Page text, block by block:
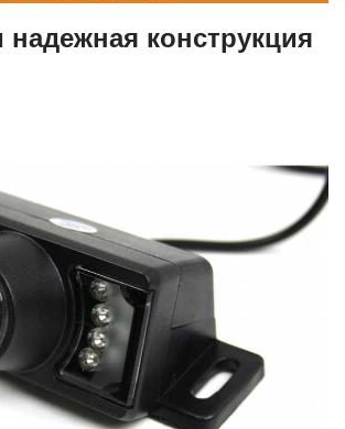
надежная конструкция